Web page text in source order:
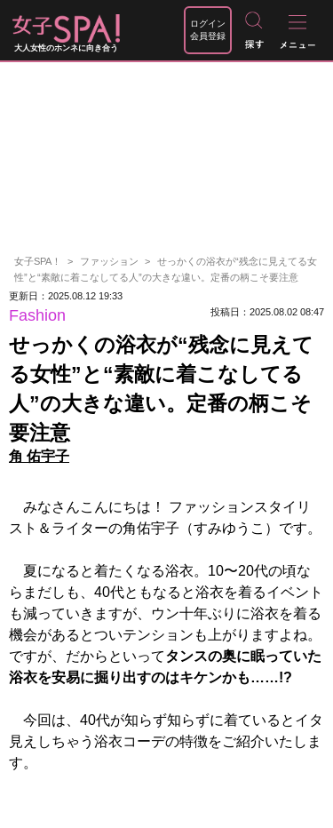
大人女性のホンネに向き合う
ログイン
会員登録
女子SPA！ ファッション
せっかくの浴衣が“残念に見えてる女
性”と“素敵に着こなしてる人”の大きな違い。定番の柄こそ要注意
更新日：2025.08.12 19:33
Fashion 投稿日：2025.08.02 08:47
せっかくの浴衣が“残念に見えて
る女性”と“素敵に着こなしてる
人”の大きな違い。定番の柄こそ
要注意
角 佑宇子
みなさんこんにちは！ ファッションスタイリ
スト＆ライターの角佑宇子（すみゆうこ）です。
夏になると着たくなる浴衣。10〜20代の頃な
らまだしも、40代ともなると浴衣を着るイベント
も減っていきますが、ウン十年ぶりに浴衣を着る
機会があるとついテンションも上がりますよね。
ですが、だからといってタンスの奥に眠っていた
浴衣を安易に掘り出すのはキケンかも……!?
今回は、40代が知らず知らずに着ているとイタ
見えしちゃう浴衣コーデの特徴をご紹介いたしま
す。